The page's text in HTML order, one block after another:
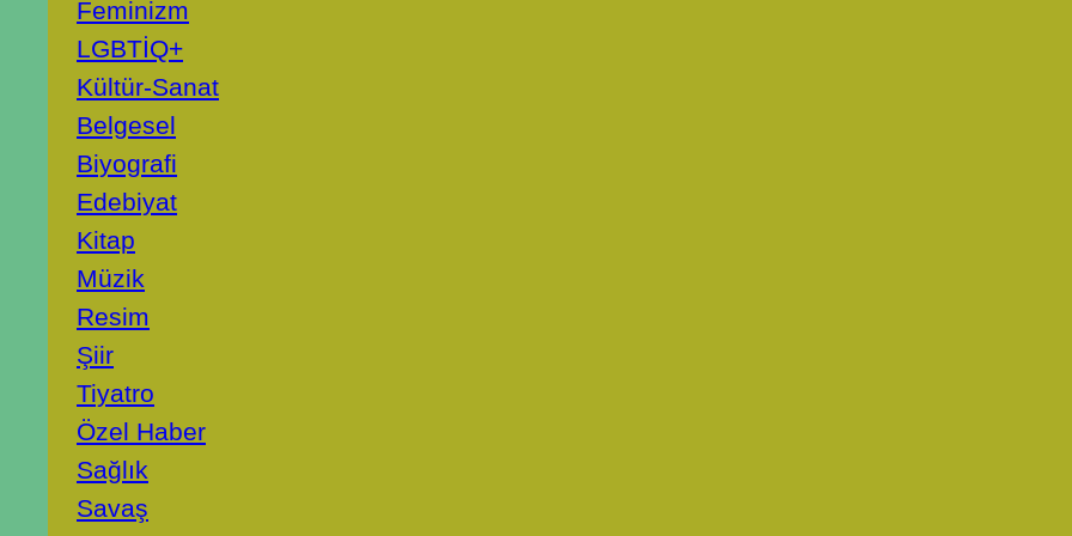
Feminizm
LGBTİQ+
Kültür-Sanat
Belgesel
Biyografi
Edebiyat
Kitap
Müzik
Resim
Şiir
Tiyatro
Özel Haber
Sağlık
Savaş